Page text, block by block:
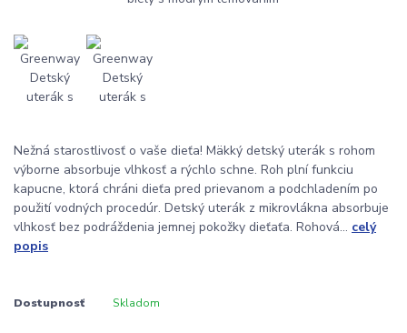
Nežná starostlivosť o vaše dieťa! Mäkký detský uterák s rohom
výborne absorbuje vlhkosť a rýchlo schne. Roh plní funkciu
kapucne, ktorá chráni dieťa pred prievanom a podchladením po
použití vodných procedúr. Detský uterák z mikrovlákna absorbuje
vlhkosť bez podráždenia jemnej pokožky dieťaťa. Rohová... celý
popis
Dostupnosť Skladom